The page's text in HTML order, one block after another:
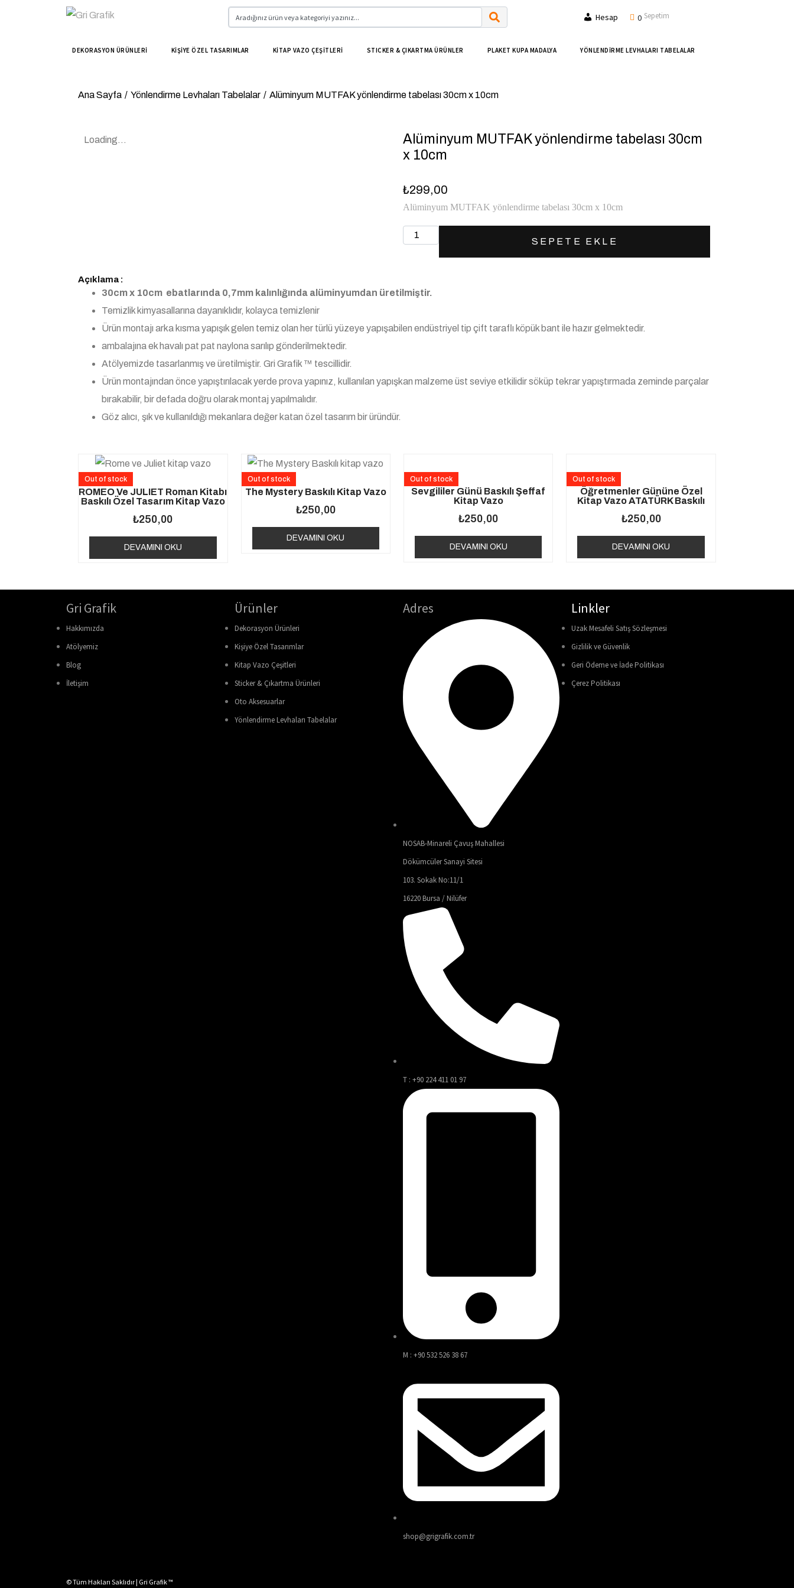
Hesap 0 Sepetim
DEKORASYON ÜRÜNLERİ KİŞİYE ÖZEL TASARIMLAR KİTAP VAZO ÇEŞİTLERİ STICKER & ÇIKARTMA ÜRÜNLER PLAKET KUPA MADALYA YÖNLENDİRME LEVHALARI TABELALAR
Ana Sayfa / Yönlendirme Levhaları Tabelalar / Alüminyum MUTFAK yönlendirme tabelası 30cm x 10cm
Loading...
Alüminyum MUTFAK yönlendirme tabelası 30cm
x 10cm
₺299,00
Alüminyum MUTFAK yönlendirme tabelası 30cm x 10cm
SEPETE EKLE
Açıklama :
30cm x 10cm ebatlarında 0,7mm kalınlığında alüminyumdan üretilmiştir.
Temizlik kimyasallarına dayanıklıdır, kolayca temizlenir
Ürün montajı arka kısma yapışık gelen temiz olan her türlü yüzeye yapışabilen endüstriyel tip çift taraflı köpük bant ile hazır gelmektedir.
ambalajına ek havalı pat pat naylona sarılıp gönderilmektedir.
Atölyemizde tasarlanmış ve üretilmiştir. Gri Grafik ™ tescillidir.
Ürün montajından önce yapıştırılacak yerde prova yapınız, kullanılan yapışkan malzeme üst seviye etkilidir söküp tekrar yapıştırmada zeminde parçalar
bırakabilir, bir defada doğru olarak montaj yapılmalıdır.
Göz alıcı, şık ve kullanıldığı mekanlara değer katan özel tasarım bir üründür.
ROMEO Ve JULIET Roman Kitabı
Baskılı Özel Tasarım Kitap Vazo
₺250,00
Out of stock
DEVAMINI OKU
The Mystery Baskılı Kitap Vazo
₺250,00
Out of stock
DEVAMINI OKU
Sevgililer Günü Baskılı Şeffaf
Kitap Vazo
₺250,00
Out of stock
DEVAMINI OKU
Öğretmenler Gününe Özel
Kitap Vazo ATATÜRK Baskılı
₺250,00
Out of stock
DEVAMINI OKU
Gri Grafik
Hakkımızda
Atölyemiz
Blog
İletişim
Ürünler
Dekorasyon Ürünleri
Kişiye Özel Tasarımlar
Kitap Vazo Çeşitleri
Sticker & Çıkartma Ürünleri
Oto Aksesuarlar
Yönlendirme Levhaları Tabelalar
Adres
NOSAB-Minareli Çavuş Mahallesi
Dökümcüler Sanayi Sitesi
103. Sokak No:11/1
16220 Bursa / Nilüfer
T : +90 224 411 01 97
M : +90 532 526 38 67
shop@grigrafik.com.tr
Linkler
Uzak Mesafeli Satış Sözleşmesi
Gizlilik ve Güvenlik
Geri Ödeme ve İade Politikası
Çerez Politikası
© Tüm Hakları Saklıdır | Gri Grafik ™